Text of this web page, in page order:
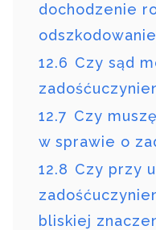
dochodzenie
12.6 Czy sąd
12.7 Czy
w sprawie o
12.8 Czy przy
bliskiej